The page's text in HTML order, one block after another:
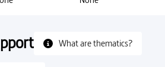
What are thematics?